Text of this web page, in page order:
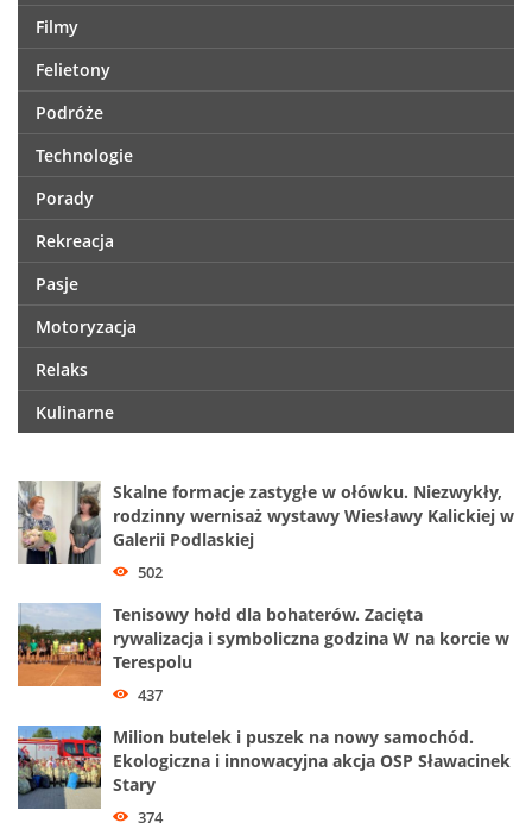
Filmy
Felietony
Podróże
Technologie
Porady
Rekreacja
Pasje
Motoryzacja
Relaks
Kulinarne
Skalne formacje zastygłe w ołówku. Niezwykły,
rodzinny wernisaż wystawy Wiesławy Kalickiej w
Galerii Podlaskiej
502
Tenisowy hołd dla bohaterów. Zacięta
rywalizacja i symboliczna godzina W na korcie w
Terespolu
437
Milion butelek i puszek na nowy samochód.
Ekologiczna i innowacyjna akcja OSP Sławacinek
Stary
374